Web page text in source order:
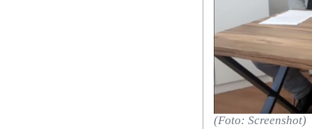
(Foto: Screenshot)